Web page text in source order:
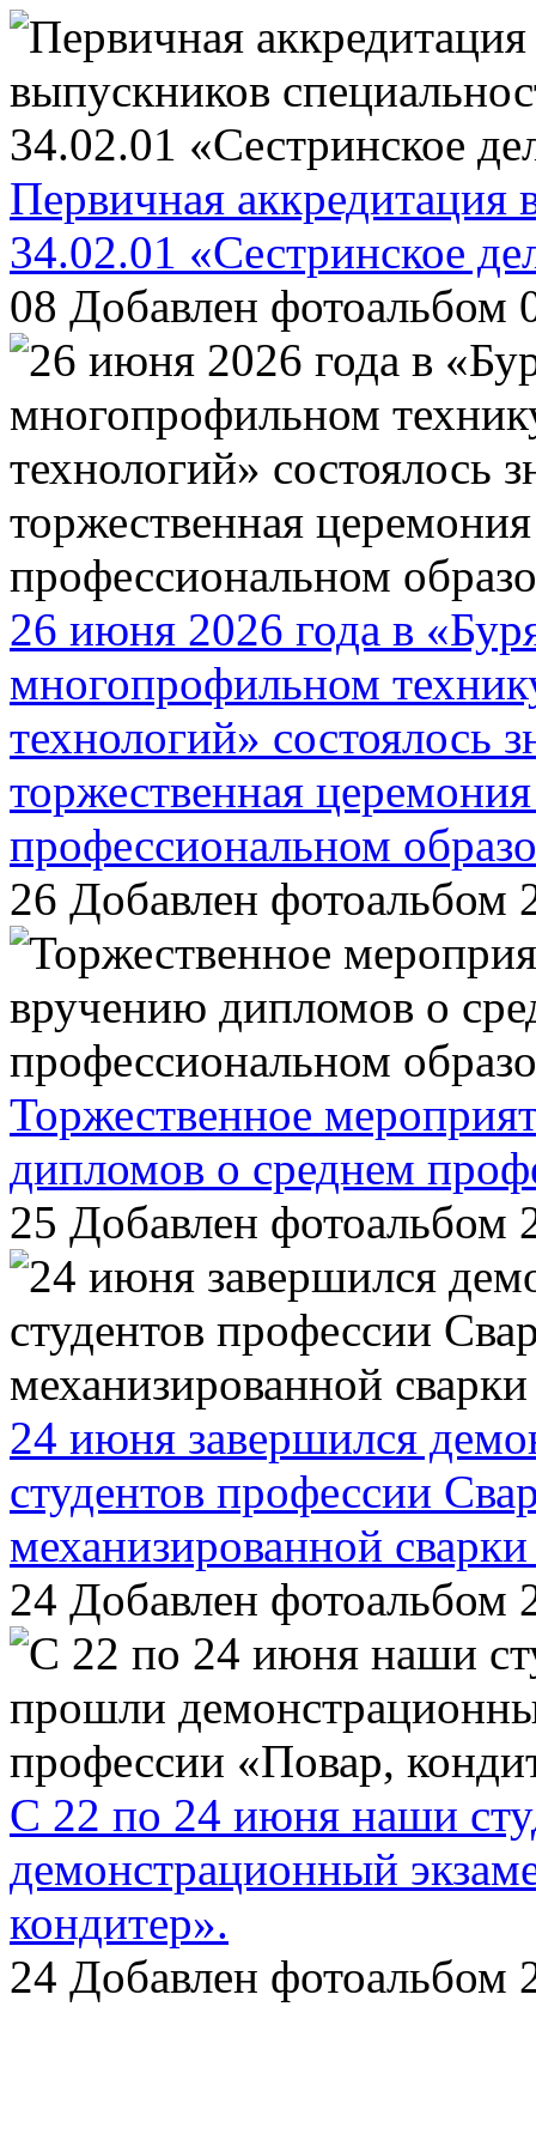
Первичная аккредитация
34.02.01 «Сестринское
08 Добавлен фотоальбом
26 июня 2026 года в
многопрофильном
технологий» состоялось
торжественная
профессиональном
26 Добавлен фотоальбом
Торжественное
дипломов о среднем
25 Добавлен фотоальбом
24 июня завершился
студентов профессии
механизированной
24 Добавлен фотоальбом
С 22 по 24 июня наши
демонстрационный
кондитер».
24 Добавлен фотоальбом